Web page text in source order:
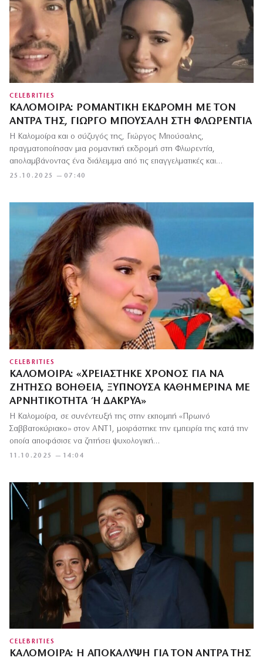
CELEBRITIES
ΚΑΛΟΜΟΊΡΑ: ΡΟΜΑΝΤΙΚΉ ΕΚΔΡΟΜΉ ΜΕ ΤΟΝ
ΆΝΤΡΑ ΤΗΣ, ΓΙΏΡΓΟ ΜΠΟΎΣΑΛΗ ΣΤΗ ΦΛΩΡΕΝΤΊΑ
25.10.2025 — 07:40
Η Καλομοίρα και ο σύζυγός της, Γιώργος Μπούσαλης,
πραγματοποίησαν μια ρομαντική εκδρομή στη Φλωρεντία,
απολαμβάνοντας ένα διάλειμμα από τις επαγγελματικές και
οικογενειακές…
CELEBRITIES
ΚΑΛΟΜΟΊΡΑ: «ΧΡΕΙΆΣΤΗΚΕ ΧΡΌΝΟΣ ΓΙΑ ΝΑ
ΖΗΤΉΣΩ ΒΟΉΘΕΙΑ, ΞΥΠΝΟΎΣΑ ΚΑΘΗΜΕΡΙΝΆ ΜΕ
ΑΡΝΗΤΙΚΌΤΗΤΑ Ή ΔΆΚΡΥΑ»
11.10.2025 — 14:04
Η Καλομοίρα, σε συνέντευξή της στην εκπομπή «Πρωινό
Σαββατοκύριακο» στον ANT1, μοιράστηκε την εμπειρία της κατά την
οποία αποφάσισε να ζητήσει ψυχολογική…
CELEBRITIES
ΚΑΛΟΜΟΊΡΑ: Η ΑΠΟΚΆΛΥΨΗ ΓΙΑ ΤΟΝ ΆΝΤΡΑ ΤΗΣ